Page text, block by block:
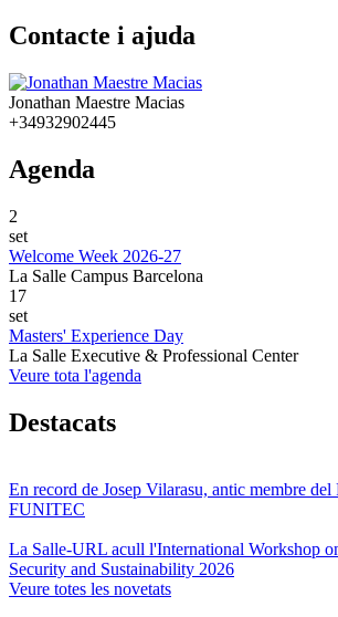
Contacte i ajuda
Jonathan Maestre Macias
+34932902445
Agenda
2
set
Welcome Week 2026-27
La Salle Campus Barcelona
17
set
Masters' Experience Day
La Salle Executive & Professional Center
Veure tota l'agenda
Destacats
En record de Josep Vilarasu, antic membre del
FUNITEC
La Salle-URL acull l'International Workshop
Security and Sustainability 2026
Veure totes les novetats